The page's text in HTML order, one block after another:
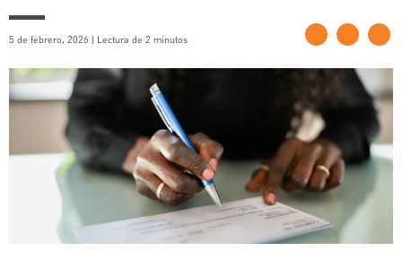
5 de febrero, 2026 | Lectura de 2 minutos